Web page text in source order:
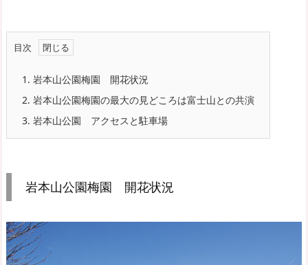
目次
1. 岩本山公園梅園 開花状況
2. 岩本山公園梅園の最大の見どころは富士山との共演
3. 岩本山公園 アクセスと駐車場
岩本山公園梅園 開花状況